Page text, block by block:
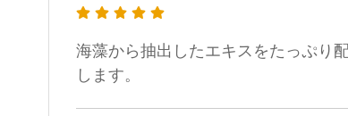
海藻から抽出したエキスをたっぷり
します。